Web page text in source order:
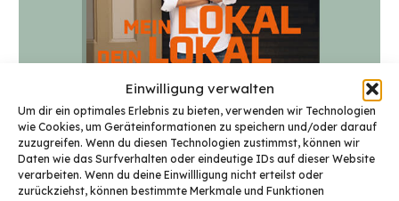
Einwilligung verwalten
Um dir ein optimales Erlebnis zu bieten, verwenden wir Technologien
wie Cookies, um Geräteinformationen zu speichern und/oder darauf
zuzugreifen. Wenn du diesen Technologien zustimmst, können wir
Daten wie das Surfverhalten oder eindeutige IDs auf dieser Website
verarbeiten. Wenn du deine Einwillligung nicht erteilst oder
zurückziehst, können bestimmte Merkmale und Funktionen